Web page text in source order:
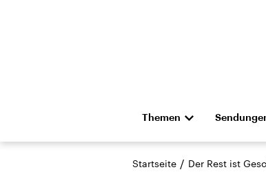
Themen
Die Nachrichten
Hörspiel und Feature
Startseite / Der Rest ist